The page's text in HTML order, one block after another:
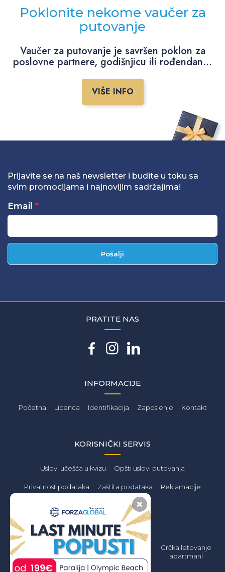
Poklonite nekome vaučer za
putovanje
Vaučer za putovanje je savršen poklon za
poslovne partnere, godišnjicu ili rođendan...
VIŠE INFO
Prijavite se na naš newsletter i budite u toku sa
svim promocijama i najnovijim sadržajima!
Email
Pošalji
INFORMACIJE
Početna Licenca Identifikacija Zaposlenje Kontakt
KORISNIČKI SERVIS
Uslovi učešća u kvizu Opšti uslovi putovanja
Privatnost podataka Zaštita podataka Reklamacije
PONUDA
Letovanje 2026
Grčka Letovanje
2026 Apartmani
Jeftino
Grčka letovanje
apartmani
PRATITE NAS